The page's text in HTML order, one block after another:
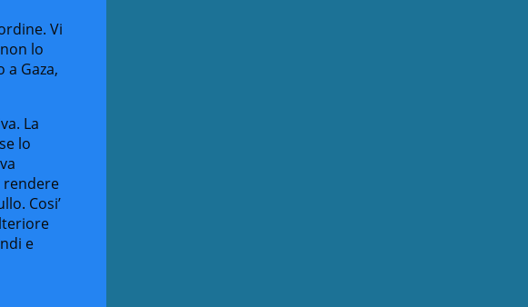
Vi
lo
Gaza,
La
lo
rendere
Cosi’
e